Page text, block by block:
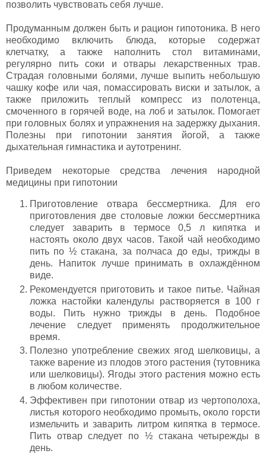
позволить чувствовать себя лучше.
Продуманным должен быть и рацион гипотоника. В него
необходимо включить блюда, которые содержат
клетчатку, а также наполнить стол витаминами,
регулярно пить соки и отвары лекарственных трав.
Страдая головными болями, лучше выпить небольшую
чашку кофе или чая, помассировать виски и затылок, а
также приложить теплый компресс из полотенца,
смоченного в горячей воде, на лоб и затылок. Помогает
при головных болях и упражнения на задержку дыхания.
Полезны при гипотонии занятия йогой, а также
дыхательная гимнастика и аутотренинг.
Приведем некоторые средства лечения народной
медицины при гипотонии
Приготовление отвара бессмертника. Для его
приготовления две столовые ложки бессмертника
следует заварить в термосе 0,5 л кипятка и
настоять около двух часов. Такой чай необходимо
пить по ½ стакана, за полчаса до еды, трижды в
день. Напиток лучше принимать в охлаждённом
виде.
Рекомендуется приготовить и такое питье. Чайная
ложка настойки календулы растворяется в 100 г
воды. Пить нужно трижды в день. Подобное
лечение следует применять продолжительное
время.
Полезно употребление свежих ягод шелковицы, а
также варение из плодов этого растения (тутовника
или шелковицы). Ягоды этого растения можно есть
в любом количестве.
Эффективен при гипотонии отвар из чертополоха,
листья которого необходимо промыть, около горсти
измельчить и заварить литром кипятка в термосе.
Пить отвар следует по ½ стакана четырежды в
день.